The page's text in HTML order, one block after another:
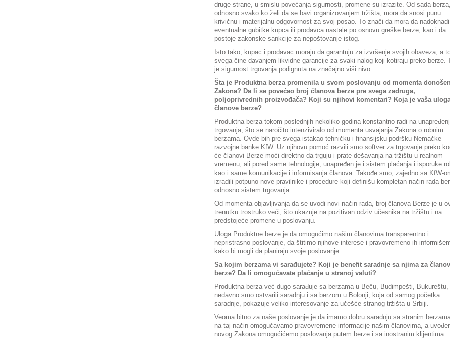
druge strane, u smislu povećanja sigurnosti, promene su izrazite. Od sada berza,
odnosno svako ko želi da se bavi organizovanjem tržišta, mora da snosi punu
krivičnu i materijalnu odgovornost za svoj posao. To znači da mora da nadoknadi
eventualne gubitke kupca ili prodavca nastale po osnovu greške berze, kao i da
postoje zakonske sankcije za nepoštovanje istog.
Isto tako, kupac i prodavac moraju da garantuju za izvršenje svojih obaveza, a
svega čine davanjem likvidne garancije za svaki nalog koji kotiraju preko berze.
je sigurnost trgovanja podignuta na značajno viši nivo.
Šta je Produktna berza promenila u svom poslovanju od momenta
Zakona? Da li se povećao broj članova berze pre svega zadruga,
poljoprivrednih proizvođača? Koji su njihovi komentari? Koja je vaša
članove berze?
Produktna berza tokom poslednjih nekoliko godina konstantno radi na
trgovanja, što se naročito intenziviralo od momenta usvajanja Zakona o robnim
berzama. Ovde bih pre svega istakao tehničku i finansijsku podršku Nemačke
razvojne banke KfW. Uz njihovu pomoć razvili smo softver za trgovanje preko
će članovi Berze moći direktno da trguju i prate dešavanja na tržištu u realnom
vremenu, ali pored same tehnologije, unapređen je i sistem plaćanja i isporuke
kao i same komunikacije i informisanja članova. Takođe smo, zajedno sa KfW-
izradili potpuno nove pravilnike i procedure koji definišu kompletan način rada
odnosno sistem trgovanja.
Od momenta objavljivanja da se uvodi novi način rada, broj članova Berze je u
trenutku trostruko veći, što ukazuje na pozitivan odziv učesnika na tržištu i na
predstojeće promene u poslovanju.
Uloga Produktne berze je da omogućimo našim članovima transparentno i
nepristrasno poslovanje, da štitimo njihove interese i pravovremeno ih
kako bi mogli da planiraju svoje poslovanje.
Sa kojim berzama vi sarađujete? Koji je benefit saradnje sa njima za
berze? Da li omogućavate plaćanje u stranoj valuti?
Produktna berza već dugo sarađuje sa berzama u Beču, Budimpešti, Bukureštu,
nedavno smo ostvarili saradnju i sa berzom u Bolonji, koja od samog početka
saradnje, pokazuje veliko interesovanje za učešće stranog tržišta u Srbiji.
Veoma bitno za naše poslovanje je da imamo dobru saradnju sa stranim
na taj način omogućavamo pravovremene informacije našim članovima, a
novog Zakona omogućićemo poslovanja putem berze i sa inostranim klijentima.